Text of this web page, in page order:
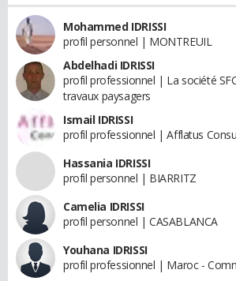
Mohammed IDRISSI
profil personnel | MONTREUIL
Abdelhadi IDRISSI
profil professionnel | La société
travaux paysagers
Ismail IDRISSI
profil professionnel | Afflatus
Hassania IDRISSI
profil personnel | BIARRITZ
Camelia IDRISSI
profil personnel | CASABLANCA
Youhana IDRISSI
profil professionnel | Maroc -